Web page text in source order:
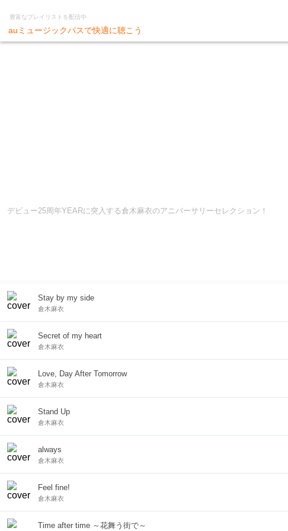
豊富なプレイリストを配信中
auミュージックパスで快適に聴こう
デビュー25周年YEARに突入する倉木麻衣のアニバーサリーセレクション！
Stay by my side
倉木麻衣
Secret of my heart
倉木麻衣
Love, Day After Tomorrow
倉木麻衣
Stand Up
倉木麻衣
always
倉木麻衣
Feel fine!
倉木麻衣
Time after time ～花舞う街で～